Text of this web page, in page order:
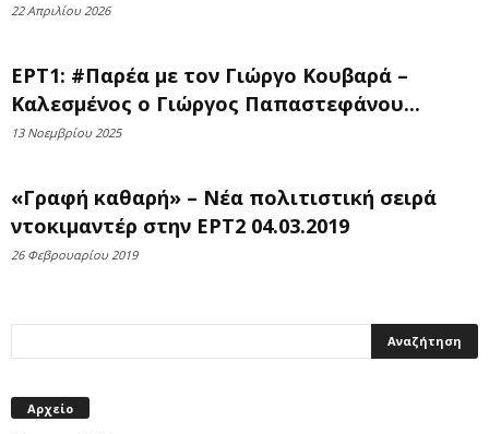
22 Απριλίου 2026
ΕΡΤ1: #Παρέα με τον Γιώργο Κουβαρά –
Καλεσμένος ο Γιώργος Παπαστεφάνου...
13 Νοεμβρίου 2025
«Γραφή καθαρή» – Νέα πολιτιστική σειρά
ντοκιμαντέρ στην ΕΡΤ2 04.03.2019
26 Φεβρουαρίου 2019
Αρχείο